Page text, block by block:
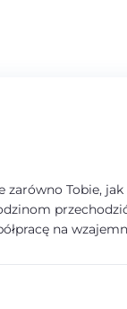
zarówno Tobie, jak
na
się z
rozwojowymi.